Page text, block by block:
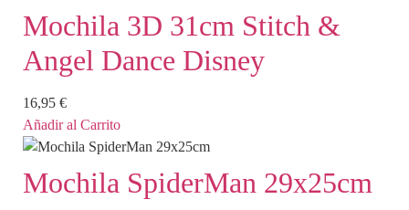
Mochila 3D 31cm Stitch &
Angel Dance Disney
16,95 €
Añadir al Carrito
Mochila SpiderMan 29x25cm